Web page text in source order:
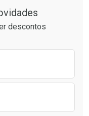
descontos